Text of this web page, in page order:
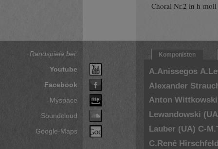
Choral Nr.2 in h-
Randspiele bei:
Youtube
Facebook
Myspace
Soundcloud
Google-Maps
Komponisten
A.Anissegos
Alexander
Anton
Lewandowski
Lauber (UA) C-
C.René